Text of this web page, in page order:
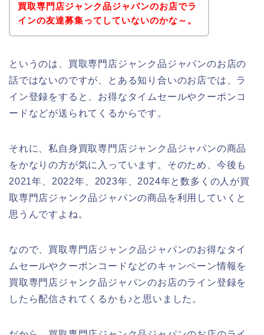
買取専門店ジャンク品ジャパンのお店でラ
インの友達募集ってしていないのかな～。
というのは、買取専門店ジャンク品ジャパンのお店の
話ではないのですが、とある知り合いのお店では、ラ
イン登録をすると、お得なタイムセールやクーポンコ
ードなどが送られてくるからです。
それに、私自身買取専門店ジャンク品ジャパンの商品
をかなりの方が気に入っています。そのため、今後も
2021年、2022年、2023年、2024年と数多くの人が買
取専門店ジャンク品ジャパンの商品を利用していくと
思うんですよね。
なので、買取専門店ジャンク品ジャパンのお得なタイ
ムセールやクーポンコードなどのキャンペーン情報を
買取専門店ジャンク品ジャパンのお店のライン登録を
したら配信されてくるかも♪と思いました。